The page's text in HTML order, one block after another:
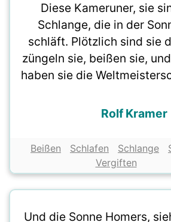
Diese Kameruner, sie
Schlange, die in der
schläft. Plötzlich sind sie
züngeln sie, beißen sie,
haben sie die
Rolf Kramer
Beißen Schlafen Schlange
Vergiften
Und die Sonne Homers,